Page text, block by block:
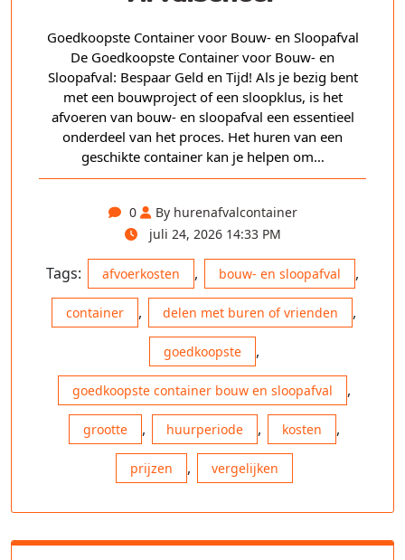
Goedkoopste Container voor Bouw- en Sloopafval
De Goedkoopste Container voor Bouw- en
Sloopafval: Bespaar Geld en Tijd! Als je bezig bent
met een bouwproject of een sloopklus, is het
afvoeren van bouw- en sloopafval een essentieel
onderdeel van het proces. Het huren van een
geschikte container kan je helpen om…
0
By hurenafvalcontainer
juli 24, 2026 14:33 PM
Tags: afvoerkosten , bouw- en sloopafval ,
container , delen met buren of vrienden ,
goedkoopste ,
goedkoopste container bouw en sloopafval ,
grootte , huurperiode , kosten ,
prijzen , vergelijken